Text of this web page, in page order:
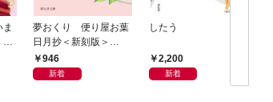
夢おくり 便り屋お葉
日月抄＜新刻版＞
［1］
946
新着
したう
2,200
新着